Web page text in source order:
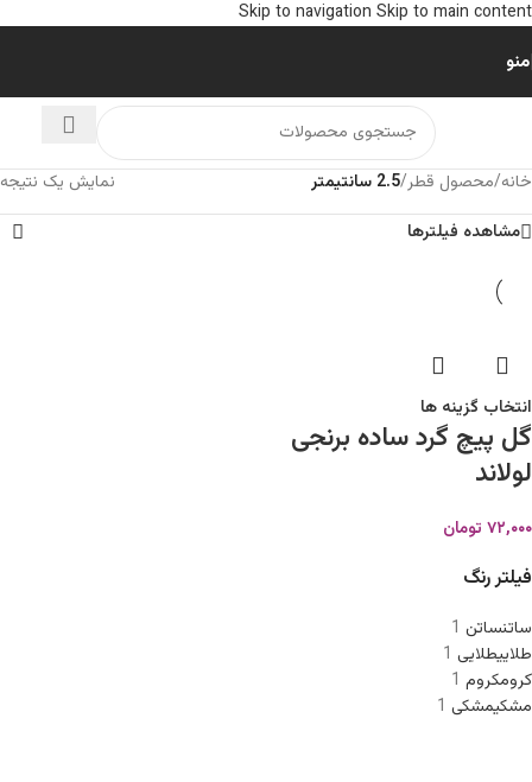
Skip to navigation Skip to main content
منو
فیلتر رنگ
ساتنساتن 1
طلاییطلایی 1
کرومکروم 1
مشکیمشکی 1
خانه/محصول قطر/2.5 سانتیمتر
نمایش یک نتیجه
مشاهده فیلترها
انتخاب گزینه ها
گل پیچ گرد ساده برنجی
لولاند
۷۲,۰۰۰ تومان